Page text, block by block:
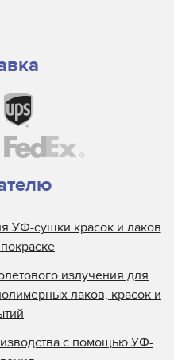
УФ-сушки красок и лаков
излучения для
лаков, красок и
с помощью УФ-